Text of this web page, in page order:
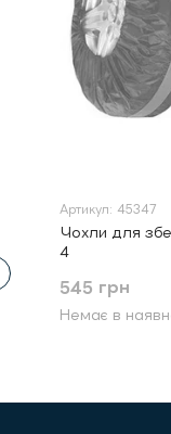
Артикул: 45347
Чохли для
4
545 грн
Немає в